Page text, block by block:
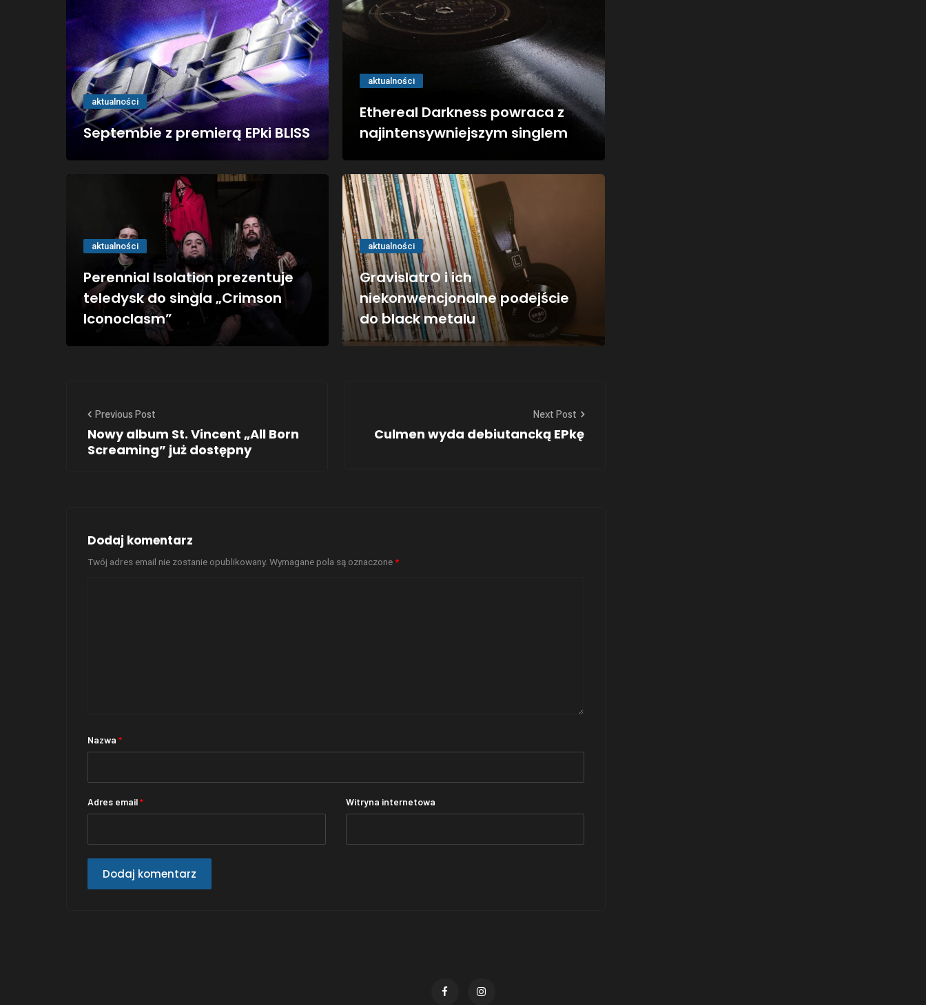
aktualności
Septembie z premierą EPki BLISS
aktualności
Ethereal Darkness powraca z
najintensywniejszym singlem
aktualności
Perennial Isolation prezentuje
teledysk do singla „Crimson
Iconoclasm”
aktualności
GravislatrO i ich
niekonwencjonalne podejście
do black metalu
Previous Post
Nowy album St. Vincent „All Born
Screaming” już dostępny
Next Post
Culmen wyda debiutancką EPkę
Dodaj komentarz
Twój adres email nie zostanie opublikowany. Wymagane pola są oznaczone*
Nazwa *
Adres email* Witryna internetowa